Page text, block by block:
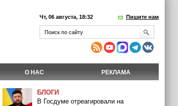
Чт, 06 августа, 18:32 Пишите нам
О НАС РЕКЛАМА
БЛОГИ
В Госдуме отреагировали на